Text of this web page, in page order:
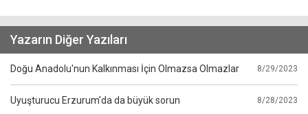
Yazarın Diğer Yazıları
Doğu Anadolu'nun Kalkınması İçin Olmazsa Olmazlar 8/29/2023
Uyuşturucu Erzurum'da da büyük sorun 8/28/2023